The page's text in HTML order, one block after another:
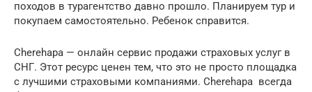
походов в турагентство давно прошло. Планируем тур и
покупаем самостоятельно. Ребенок справится.
Cherehapa — онлайн сервис продажи страховых услуг в
СНГ. Этот ресурс ценен тем, что это не просто площадка
с лучшими страховыми компаниями. Cherehapa всегда